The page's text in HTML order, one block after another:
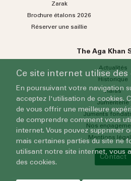
Zarak
Brochure étalons 2026
Réserver une saillie
The Aga Khan
Actualités
Historique
Haras
Jumenterie
Juments
Nos
Mentions
Contact
Ce site internet utilise des
En poursuivant votre navigation
acceptez l'utilisation de cookies.
de vous offrir une meilleure
de comprendre comment vous
internet. Vous pouvez supprimer
mais certaines parties du site ne
utilisant notre site internet, vous
des cookies.